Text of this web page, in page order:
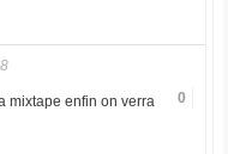
0
mixtape enfin on verra